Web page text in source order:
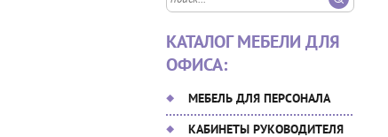
КАТАЛОГ МЕБЕЛИ ДЛЯ
ОФИСА:
МЕБЕЛЬ ДЛЯ ПЕРСОНАЛА
КАБИНЕТЫ РУКОВОДИТЕЛЯ